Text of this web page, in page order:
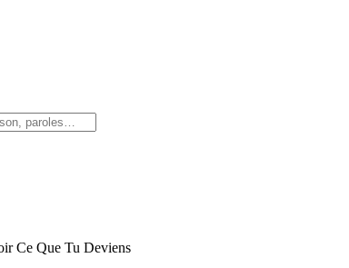
Ce Que Tu Deviens